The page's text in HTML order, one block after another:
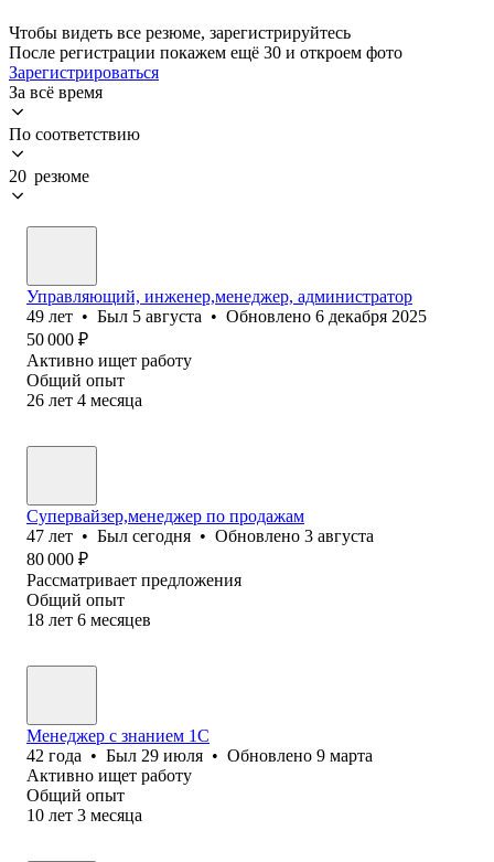
Чтобы видеть все резюме, зарегистрируйтесь
После регистрации покажем ещё 30 и откроем фото
Зарегистрироваться
За всё время
По соответствию
20 резюме
Управляющий, инженер,менеджер, администратор
49 лет • Был 5 августа • Обновлено 6 декабря 2025
50 000 ₽
Активно ищет работу
Общий опыт
26 лет 4 месяца
Супервайзер,менеджер по продажам
47 лет • Был сегодня • Обновлено 3 августа
80 000 ₽
Рассматривает предложения
Общий опыт
18 лет 6 месяцев
Менеджер с знанием 1С
42 года • Был 29 июля • Обновлено 9 марта
Активно ищет работу
Общий опыт
10 лет 3 месяца